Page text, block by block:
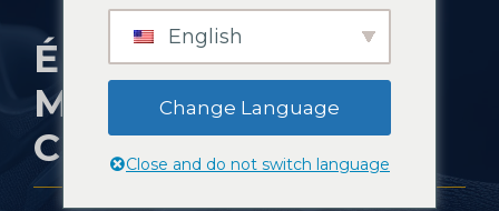
ÉTUDE DE
MARCHÉ SUR LES
CHAUSSURES
English
Change Language
Close and do not switch language